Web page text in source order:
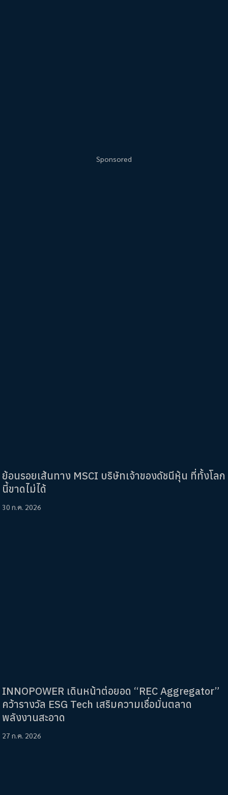
Sponsored
ย้อนรอยเส้นทาง MSCI บริษัทเจ้าของดัชนีหุ้น ที่ทั้งโลก
นี้ขาดไม่ได้
30 ก.ค. 2026
INNOPOWER เดินหน้าต่อยอด “REC Aggregator”
คว้ารางวัล ESG Tech เสริมความเชื่อมั่นตลาด
พลังงานสะอาด
27 ก.ค. 2026